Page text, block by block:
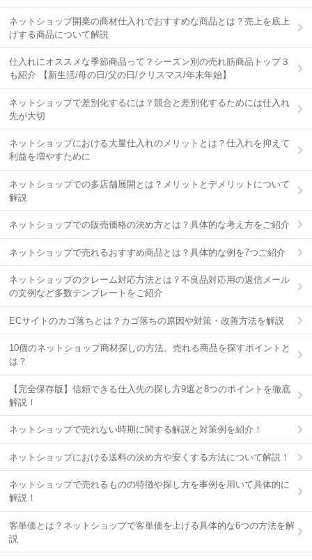
ネットショップ開業の商材仕入れでおすすめな商品とは？売上を底上
げする商品について解説
仕入れにオススメな季節商品って？シーズン別の売れ筋商品トップ３
も紹介 【新生活/母の日/父の日/クリスマス/年末年始】
ネットショップで差別化するには？競合と差別化するためには仕入れ
先が大切
ネットショップにおける大量仕入れのメリットとは？仕入れを抑えて
利益を増やすために
ネットショップでの多店舗展開とは？メリットとデメリットについて
解説
ネットショップでの販売価格の決め方とは？具体的な考え方をご紹介
ネットショップで売れるおすすめ商品とは？具体的な例を7つご紹介
ネットショップのクレーム対応方法とは？不良品対応用の返信メール
の文例など多数テンプレートをご紹介
ECサイトのカゴ落ちとは？カゴ落ちの原因や対策・改善方法を解説
10個のネットショップ商材探しの方法。売れる商品を探すポイントと
は？
【完全保存版】信頼できる仕入先の探し方9選と8つのポイントを徹底
解説！
ネットショップで売れない時期に関する解説と対策例を紹介！
ネットショップにおける送料の決め方や安くする方法について解説！
ネットショップで売れるものの特徴や探し方を事例を用いて具体的に
解説！
客単価とは？ネットショップで客単価を上げる具体的な6つの方法を解
説